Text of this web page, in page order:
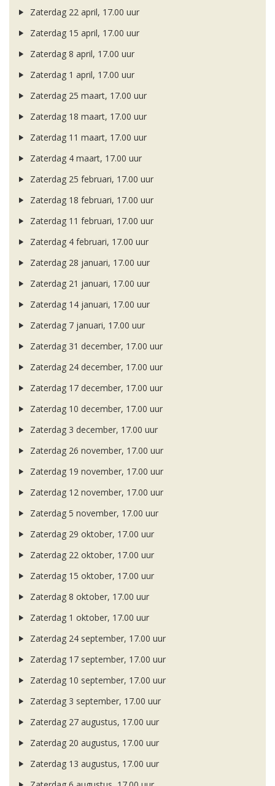
Zaterdag 22 april, 17.00 uur
Zaterdag 15 april, 17.00 uur
Zaterdag 8 april, 17.00 uur
Zaterdag 1 april, 17.00 uur
Zaterdag 25 maart, 17.00 uur
Zaterdag 18 maart, 17.00 uur
Zaterdag 11 maart, 17.00 uur
Zaterdag 4 maart, 17.00 uur
Zaterdag 25 februari, 17.00 uur
Zaterdag 18 februari, 17.00 uur
Zaterdag 11 februari, 17.00 uur
Zaterdag 4 februari, 17.00 uur
Zaterdag 28 januari, 17.00 uur
Zaterdag 21 januari, 17.00 uur
Zaterdag 14 januari, 17.00 uur
Zaterdag 7 januari, 17.00 uur
Zaterdag 31 december, 17.00 uur
Zaterdag 24 december, 17.00 uur
Zaterdag 17 december, 17.00 uur
Zaterdag 10 december, 17.00 uur
Zaterdag 3 december, 17.00 uur
Zaterdag 26 november, 17.00 uur
Zaterdag 19 november, 17.00 uur
Zaterdag 12 november, 17.00 uur
Zaterdag 5 november, 17.00 uur
Zaterdag 29 oktober, 17.00 uur
Zaterdag 22 oktober, 17.00 uur
Zaterdag 15 oktober, 17.00 uur
Zaterdag 8 oktober, 17.00 uur
Zaterdag 1 oktober, 17.00 uur
Zaterdag 24 september, 17.00 uur
Zaterdag 17 september, 17.00 uur
Zaterdag 10 september, 17.00 uur
Zaterdag 3 september, 17.00 uur
Zaterdag 27 augustus, 17.00 uur
Zaterdag 20 augustus, 17.00 uur
Zaterdag 13 augustus, 17.00 uur